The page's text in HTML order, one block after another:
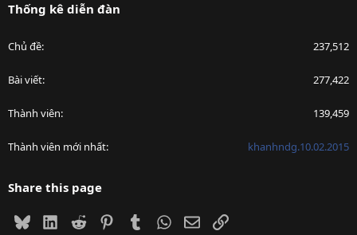
Thống kê diễn đàn
Chủ đề 237,512
Bài viết 277,422
Thành viên 139,459
Thành viên mới nhất khanhndg.10.02.2015
Share this page
BlueskyLinkedIn
Reddit PinterestTumblrWhatsApp
EmailLink